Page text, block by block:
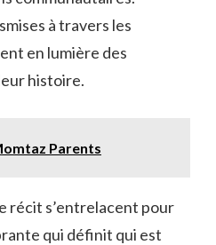
à travers les
en lumière des
histoire.
Parents
récit s’entrelacent pour
qui définit qui est